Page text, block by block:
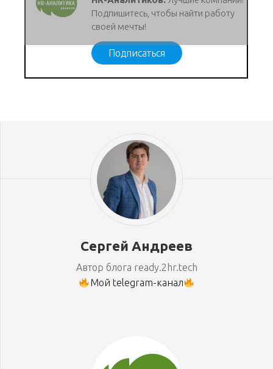
Подпишитесь, чтобы найти работу
своей мечты!
Подписаться
Сергей Андреев
Автор блога ready.2hr.tech
Мой telegram-канал